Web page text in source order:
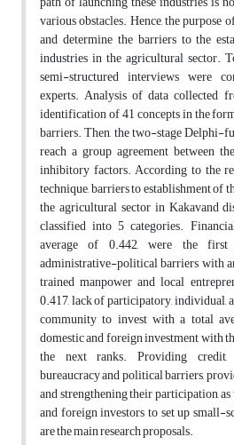
various obstacles. Hence, the
and determine the barriers to the
industries in the agricultural sector.
semi-structured interviews were
experts. Analysis of data collected
identification of 41 concepts in the
barriers. Then, the two-stage Delphi-
reach a group agreement between
inhibitory factors. According to the
technique, barriers to establishment of
the agricultural sector in Kakavand
classified into 5 categories.
average of 0.442, were the
administrative-political barriers with
trained manpower and local
0.417, lack of participatory, individual,
community to invest with a total
domestic and foreign investment with
the next ranks. Providing credit,
bureaucracy and political barriers,
and strengthening their participation,
and foreign investors to set up small-
are the main research proposals.